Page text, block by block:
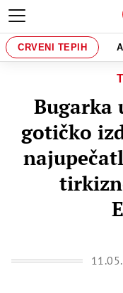
CRVENI TEPIH
Bugarka
gotičko